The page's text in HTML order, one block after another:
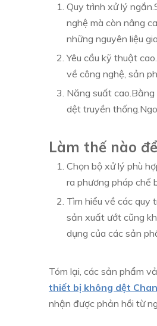
Quy trình xử lý
nghệ mà còn nâng
những nguyên liệu
Yêu cầu kỹ thuật
về công nghệ, sản
Năng suất
dệt truyền
Làm thế nào
Chọn bộ xử lý phù
ra phương pháp chế
Tìm hiểu về các quy
sản xuất ướt cũng
dụng của các sản
Tóm lại, các sản phẩm
thiết bị không dệt
nhận được phản hồi từ